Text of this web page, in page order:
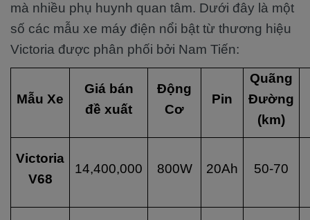
mà nhiều phụ huynh quan tâm. Dưới đây là một
số các mẫu xe máy điện nổi bật từ thương hiệu
Victoria được phân phối bởi Nam Tiến:
Mẫu Xe
Giá bán
đề xuất
Động
Cơ
Pin
Quãng
Đường
(km)
Victoria
V68
14,400,000 800W 20Ah 50-70